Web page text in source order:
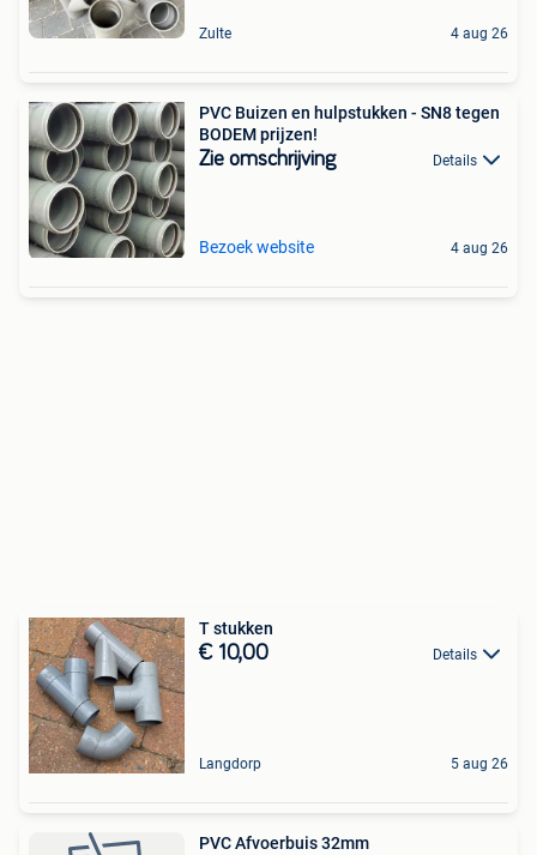
Zulte 4 aug 26
PVC Buizen en hulpstukken - SN8 tegen
BODEM prijzen!
Zie omschrijving Details
Bezoek website 4 aug 26
T stukken
€ 10,00 Details
Langdorp 5 aug 26
PVC Afvoerbuis 32mm